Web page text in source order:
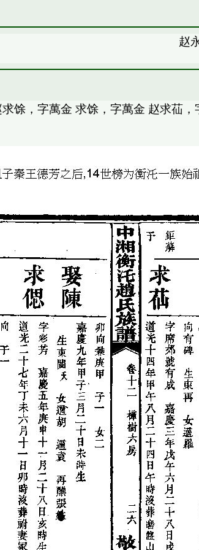
赵
馀，字萬金 求馀，字萬金 赵求苮